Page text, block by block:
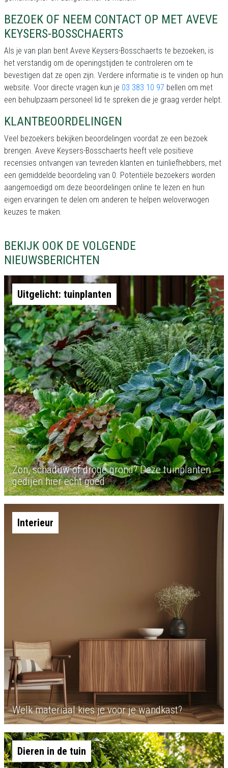
BEZOEK OF NEEM CONTACT OP MET AVEVE
KEYSERS-BOSSCHAERTS
Als je van plan bent Aveve Keysers-Bosschaerts te bezoeken, is
het verstandig om de openingstijden te controleren om te
bevestigen dat ze open zijn. Verdere informatie is te vinden op hun
website. Voor directe vragen kun je 03 383 10 97 bellen om met
een behulpzaam personeel lid te spreken die je graag verder helpt.
KLANTBEOORDELINGEN
Veel bezoekers bekijken beoordelingen voordat ze een bezoek
brengen. Aveve Keysers-Bosschaerts heeft vele positieve
recensies ontvangen van tevreden klanten en tuinliefhebbers, met
een gemiddelde beoordeling van 0. Potentiële bezoekers worden
aangemoedigd om deze beoordelingen online te lezen en hun
eigen ervaringen te delen om anderen te helpen weloverwogen
keuzes te maken.
BEKIJK OOK DE VOLGENDE
NIEUWSBERICHTEN
Uitgelicht: tuinplanten
Zon, schaduw of droge grond? Deze tuinplanten
gedijen hier echt goed
Interieur
Welk materiaal kies je voor je wandkast?
Dieren in de tuin